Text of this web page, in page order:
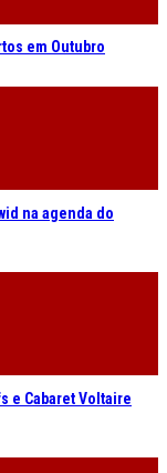
em Outubro
na agenda do
e Cabaret Voltaire